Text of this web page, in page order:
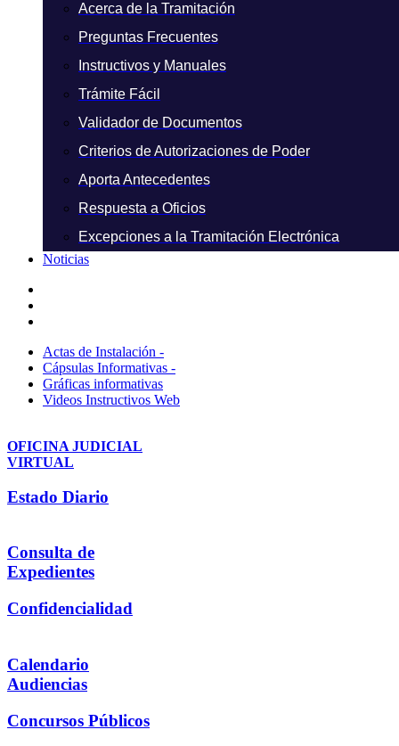
Acerca de la Tramitación
Preguntas Frecuentes
Instructivos y Manuales
Trámite Fácil
Validador de Documentos
Criterios de Autorizaciones de Poder
Aporta Antecedentes
Respuesta a Oficios
Excepciones a la Tramitación Electrónica
Noticias
Actas de Instalación -
Cápsulas Informativas -
Gráficas informativas
Videos Instructivos Web
OFICINA JUDICIAL
VIRTUAL
Estado Diario
Consulta de
Expedientes
Confidencialidad
Calendario
Audiencias
Concursos Públicos